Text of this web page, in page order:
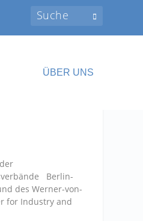
ÜBER UNS
Berlin-
des Werner-von-
for Industry and